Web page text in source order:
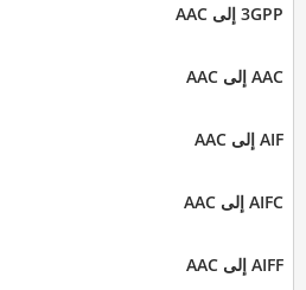
3GPP إلى AAC
AAC إلى AAC
AIF إلى AAC
AIFC إلى AAC
AIFF إلى AAC